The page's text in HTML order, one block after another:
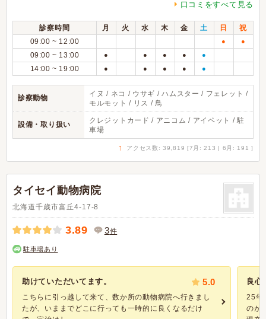
口コミをすべて見る
診察時間 月 火 水 木 金 土 日
祝
09:00 ~ 12:00
● ●
09:00 ~ 13:00 ● ● ● ● ●
14:00 ~ 19:00 ● ● ● ● ●
診察動物
イヌ / ネコ / ウサギ / ハムスター / フェレット /
モルモット / リス / 鳥
設備・取り扱い
クレジットカード / アニコム / アイペット / 駐
車場
↑ アクセス数: 39,819 [7月: 213 | 6月: 191 ]
タイセイ動物病院
北海道千歳市富丘4-17-8
3.89 3件
駐車場あり
助けていただいてます。 5.0
こちらに引っ越して来て、数か所の動物病院へ行きまし
たが、いままでどこに行っても一時的に良くなるだけ
良心
25年
のが